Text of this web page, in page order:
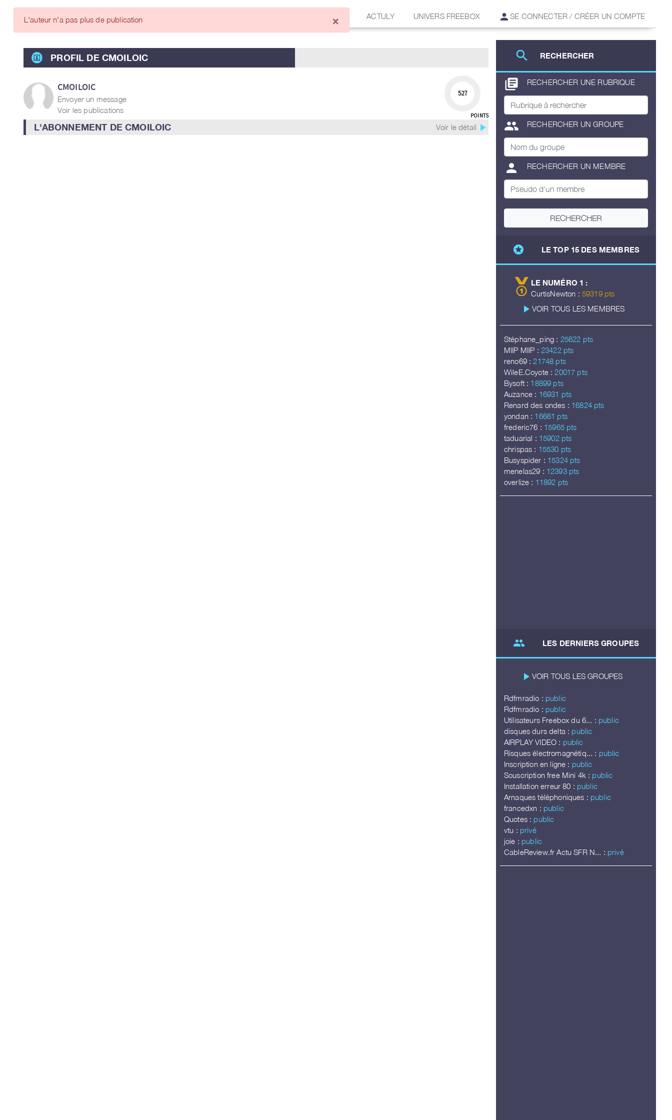
ARTICLES DES MEMBRES ACTULY UNIVERS FREEBOX SE CONNECTER / CRÉER UN COMPTE
search RECHERCHER
library_books RECHERCHER UNE RUBRIQUE
group RECHERCHER UN GROUPE
person RECHERCHER UN MEMBRE
RECHERCHER
stars LE TOP 15 DES MEMBRES
LE NUMÉRO 1 :
CurtisNewton : 59319 pts
play_arrow VOIR TOUS LES MEMBRES
Stéphane_ping : 25622 pts
MIIP MIIP : 23422 pts
reno69 : 21748 pts
WileE.Coyote : 20017 pts
Bysoft : 18899 pts
Auzance : 16931 pts
Renard des ondes : 16824 pts
yondan : 16661 pts
frederic76 : 15965 pts
taduarial : 15902 pts
chrispas : 15530 pts
Busyspider : 15324 pts
menelas29 : 12393 pts
overlize : 11892 pts
group LES DERNIERS GROUPES
play_arrow VOIR TOUS LES GROUPES
Rdfmradio : public
Rdfmradio : public
Utilisateurs Freebox du 6... : public
disques durs delta : public
AIRPLAY VIDEO : public
Risques électromagnétiq... : public
Inscription en ligne : public
Souscription free Mini 4k : public
Installation erreur 80 : public
Arnaques téléphoniques : public
francedxn : public
Quotes : public
vtu : privé
joie : public
CableReview.fr Actu SFR N... : privé
PROFIL DE CMOILOIC
CMOILOIC
Envoyer un message
Voir les publications
527
POINTS
L'ABONNEMENT DE CMOILOIC Voir le détail play_arrow
L'auteur n'a pas plus de publication ×